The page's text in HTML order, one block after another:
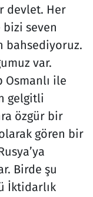
devlet. Her
bizi seven
bahsediyoruz.
var.
ile
gelgitli
özgür bir
gören bir
Birde şu
İktidarlık